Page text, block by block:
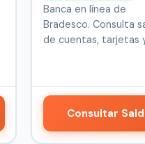
Banca en línea de
Bradesco. Consulta
de cuentas, tarjetas
Consultar